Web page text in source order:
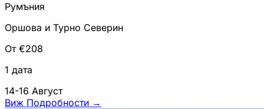
Румъния
Оршова и Турно Северин
От €208
1 дата
14-16 Август
Виж Подробности →